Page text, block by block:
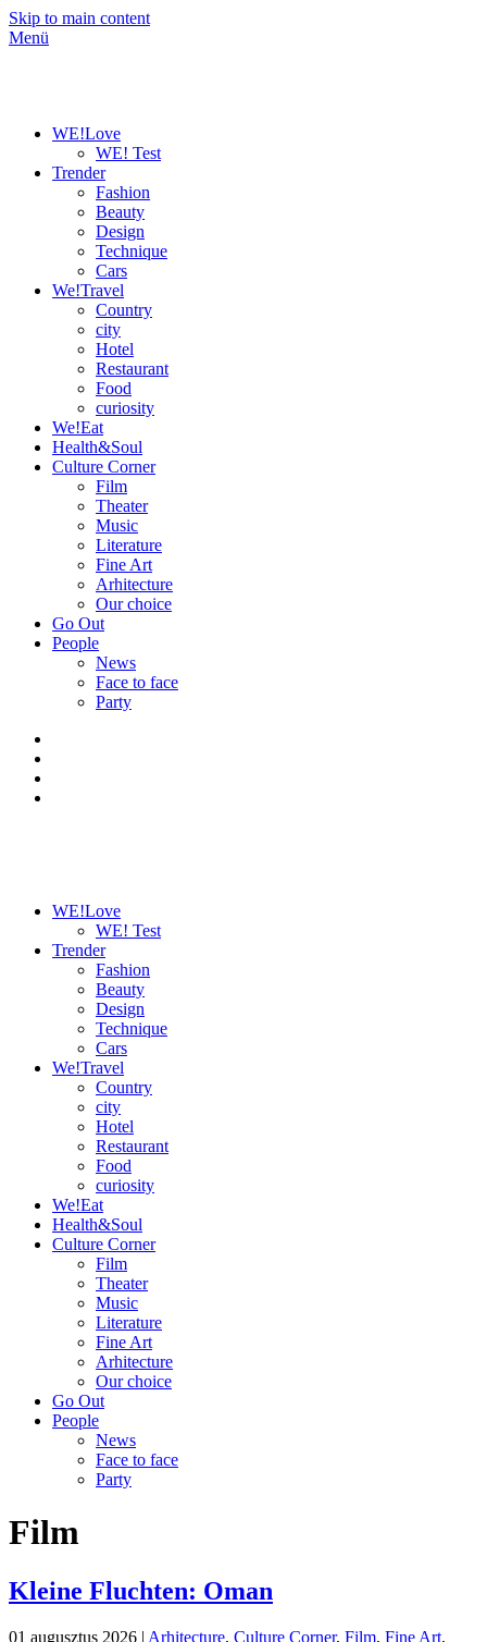
Skip to main content
Menü
WE!Love
WE! Test
Trender
Fashion
Beauty
Design
Technique
Cars
We!Travel
Country
city
Hotel
Restaurant
Food
curiosity
We!Eat
Health&Soul
Culture Corner
Film
Theater
Music
Literature
Fine Art
Arhitecture
Our choice
Go Out
People
News
Face to face
Party
WE!Love
WE! Test
Trender
Fashion
Beauty
Design
Technique
Cars
We!Travel
Country
city
Hotel
Restaurant
Food
curiosity
We!Eat
Health&Soul
Culture Corner
Film
Theater
Music
Literature
Fine Art
Arhitecture
Our choice
Go Out
People
News
Face to face
Party
Film
Kleine Fluchten: Oman
01 augusztus 2026 | Arhitecture, Culture Corner, Film, Fine Art,